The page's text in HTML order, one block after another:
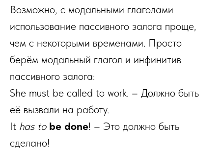
Возможно, с модальными глаголами
использование пассивного залога проще,
чем с некоторыми временами. Просто
берём модальный глагол и инфинитив
пассивного залога:
She must be called to work. – Должно быть
её вызвали на работу.
It has to be done! – Это должно быть
сделано!